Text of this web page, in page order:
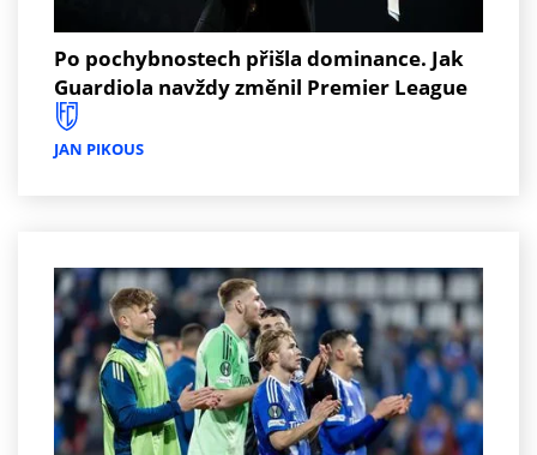
Po pochybnostech přišla dominance. Jak
Guardiola navždy změnil Premier League
JAN PIKOUS